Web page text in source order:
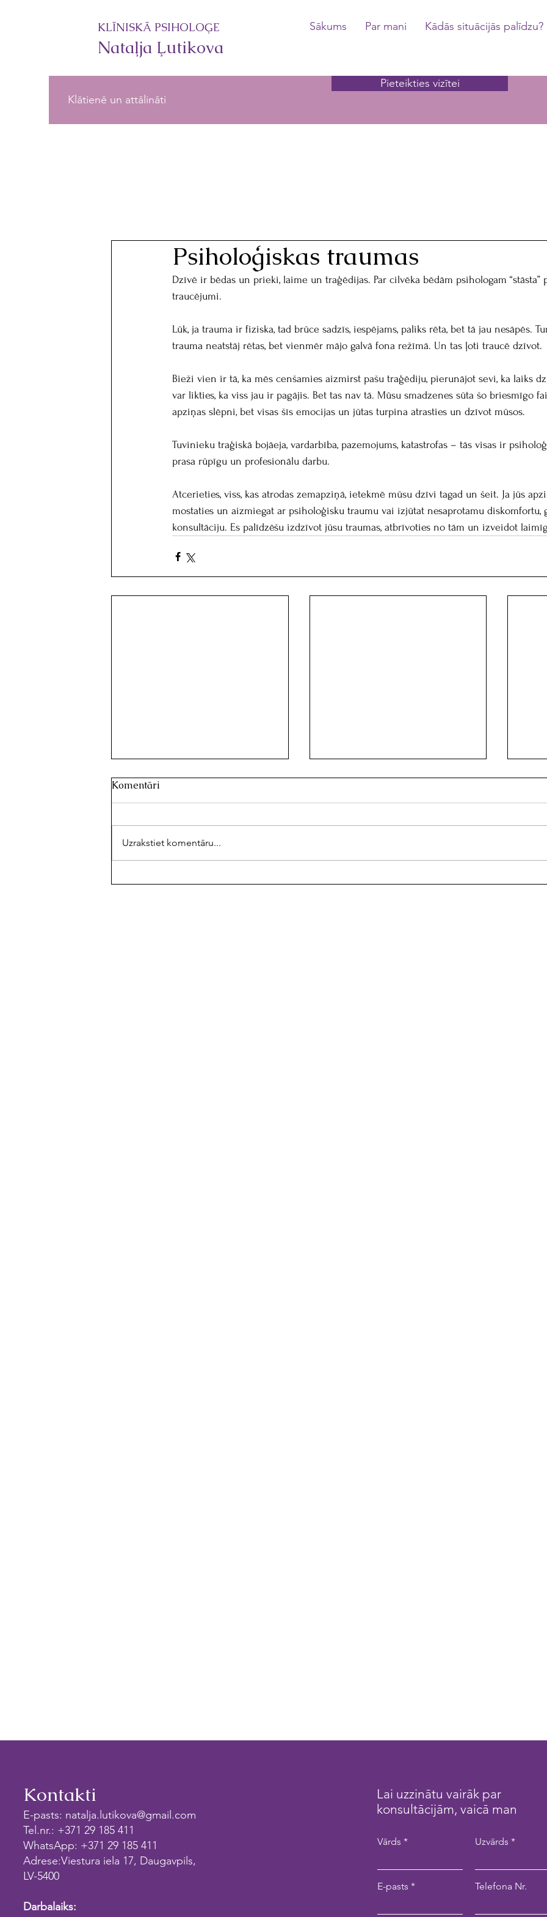
KLĪNISKĀ PSIHOLOĢE
Nataļja Ļutikova
Sākums Par mani Kādās situācijās palīdzu?
Klātienē un attālināti
Pieteikties vizītei
Psiholoģiskas traumas
Dzīvē ir bēdas un prieki, laime un traģēdijas. Par cilvēka bēdām psihologam “stāsta”
traucējumi.
Lūk, ja trauma ir fiziska, tad brūce sadzīs, iespējams, paliks rēta, bet tā jau nesāpēs.
trauma neatstāj rētas, bet vienmēr mājo galvā fona režīmā. Un tas ļoti traucē dzīvot.
Bieži vien ir tā, ka mēs cenšamies aizmirst pašu traģēdiju, pierunājot sevi, ka laiks
var likties, ka viss jau ir pagājis. Bet tas nav tā. Mūsu smadzenes sūta šo briesmīgo
apziņas slēpni, bet visas šīs emocijas un jūtas turpina atrasties un dzīvot mūsos.
Tuvinieku traģiskā bojāeja, vardarbība, pazemojums, katastrofas – tās visas ir
prasa rūpīgu un profesionālu darbu.
Atcerieties, viss, kas atrodas zemapziņā, ietekmē mūsu dzīvi tagad un šeit. Ja jūs
mostaties un aizmiegat ar psiholoģisku traumu vai izjūtat nesaprotamu diskomfortu,
konsultāciju. Es palīdzēšu izdzīvot jūsu traumas, atbrīvoties no tām un izveidot
Komentāri
Uzrakstiet komentāru...
Kontakti
E-pasts: natalja.lutikova@gmail.com
Tel.nr.: +371 29 185 411
WhatsApp: +371 29 185 411
Adrese:Viestura iela 17, Daugavpils,
LV-5400
Darbalaiks:
Lai uzzinātu vairāk par
konsultācijām, vaicā man
Vārds Uzvārds
E-pasts Telefona Nr.